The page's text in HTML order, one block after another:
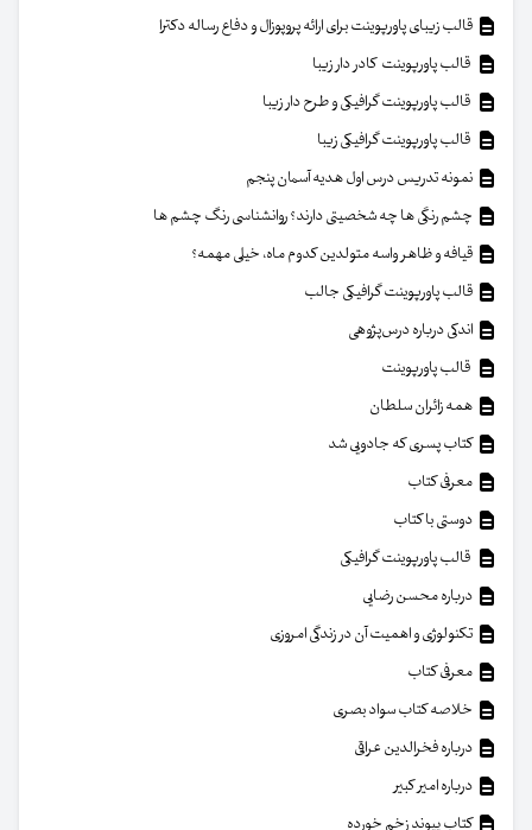
قالب زیبای پاورپوینت برای ارائه پروپوزال و دفاع رساله دکترا
قالب پاورپوینت کادر دار زیبا
قالب پاورپوینت گرافیکی و طرح دار زیبا
قالب پاورپوینت گرافیکی زیبا
نمونه تدریس درس اول هدیه آسمان پنجم
چشم رنگی ها چه شخصیتی دارند؟ روانشناسی رنگ چشم ها
قیافه و ظاهر واسه متولدین کدوم ماه، خیلی مهمه؟
قالب پاورپوینت گرافیکی جالب
اندکی درباره درس‌پژوهی
قالب پاورپوینت
همه زائران سلطان
کتاب پسری که جادویی شد
معرفی کتاب
دوستی با کتاب
قالب پاورپوینت گرافیکی
درباره محسن رضایی
تکنولوژی و اهمیت آن در زندگی امروزی
معرفی کتاب
خلاصه کتاب سواد بصری
درباره فخرالدین عراقی
درباره امیر کبیر
کتاب پیوند زخم خورده